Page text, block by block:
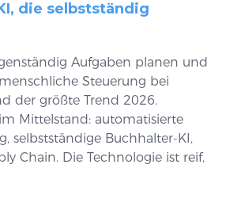
die selbstständig
Aufgaben planen und
Steuerung bei
der größte Trend 2026.
Mittelstand: automatisierte
selbstständige Buchhalter-KI,
Chain. Die Technologie ist reif,